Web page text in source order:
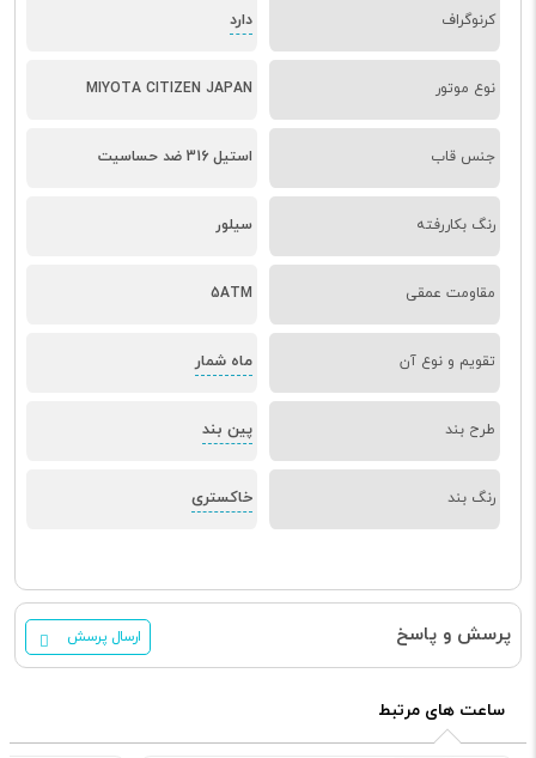
کرنوگراف دارد
نوع موتور MIYOTA CITIZEN JAPAN
جنس قاب استیل 316 ضد حساسیت
رنگ بکاررفته سیلور
مقاومت عمقی 5ATM
تقویم و نوع آن ماه شمار
طرح بند پین بند
رنگ بند خاکستری
پرسش و پاسخ ارسال پرسش
ساعت های مرتبط